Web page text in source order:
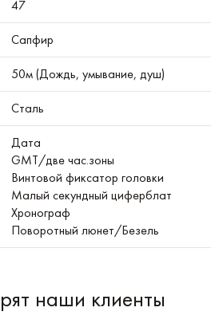
47
Сапфир
50м (Дождь, умывание, душ)
Сталь
Дата
GMT/две час.зоны
Винтовой фиксатор головки
Малый секундный циферблат
Хронограф
Поворотный люнет/Безель
наши клиенты